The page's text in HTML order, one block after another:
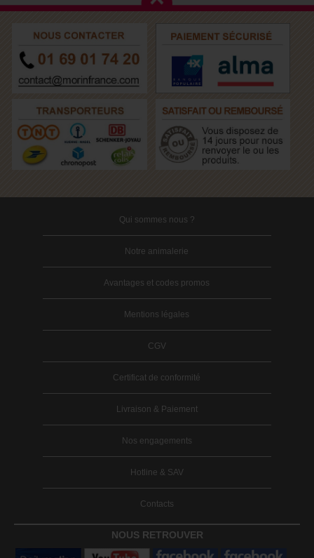
Qui sommes nous ?
Notre animalerie
Avantages et codes promos
Mentions légales
CGV
Certificat de conformité
Livraison & Paiement
Nos engagements
Hotline & SAV
Contacts
NOUS RETROUVER